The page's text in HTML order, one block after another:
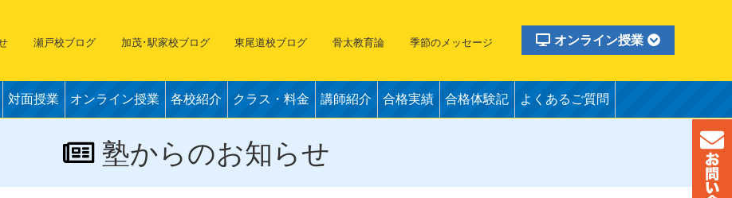
オンライン授業
瀬戸校ブログ 加茂･駅家校ブログ 東尾道校ブログ 骨太教育論 季節のメッセージ
対面授業 オンライン授業 各校紹介 クラス・料金 講師紹介 合格実績 合格体験記 よくあるご質問
塾からのお知らせ